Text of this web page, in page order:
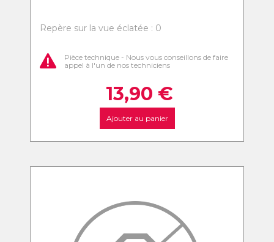
Repère sur la vue éclatée : 0
Pièce technique - Nous vous conseillons de faire
appel à l'un de nos techniciens
13,90 €
Ajouter au panier